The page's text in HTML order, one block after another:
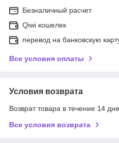
Безналичный расчет
Qiwi кошелек
перевод на банковскую
Все условия оплаты
Условия возврата
Возврат товара в течение 14
Все условия возврата